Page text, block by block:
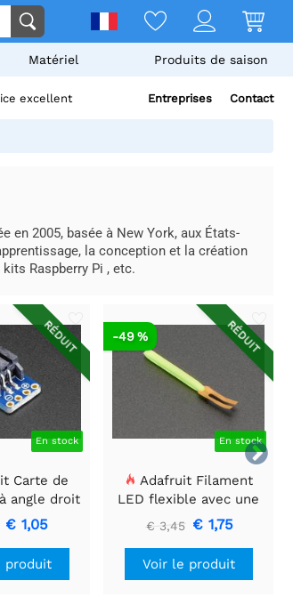
Matériel Produits de saison
excellent Entreprises Contact
en 2005, basée à New York, aux États-
la conception et la création
Raspberry Pi , etc.

RÉDUIT
En stock
Carte de
angle droit
JST-
€ 1,05
produit
RÉDUIT
En stock
-49 %
Adafruit Filament
LED flexible avec une
seule connexion - 3V 25
mm de long - Vert
€ 3,45 € 1,75
Voir le produit